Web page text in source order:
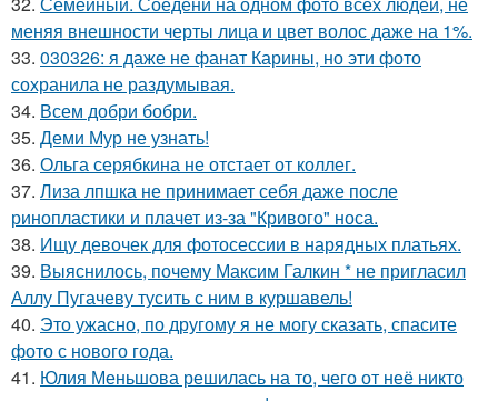
меняя внешности черты лица и цвет волос даже на 1%.
33. 030326: я даже не фанат Карины, но эти фото
сохранила не раздумывая.
34. Всем добри бобри.
35. Деми Мур не узнать!
36. Ольга серябкина не отстает от коллег.
37. Лиза лпшка не принимает себя даже после
ринопластики и плачет из-за "Кривого" носа.
38. Ищу девочек для фотосессии в нарядных платьях.
39. Выяснилось, почему Максим Галкин * не пригласил
Аллу Пугачеву тусить с ним в куршавель!
40. Это ужасно, по другому я не могу сказать, спасите
фото с нового года.
41. Юлия Меньшова решилась на то, чего от неё никто